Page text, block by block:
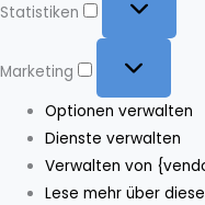
Statistiken
Marketing
Optionen verwalten
Dienste verwalten
Verwalten von
Lese mehr über